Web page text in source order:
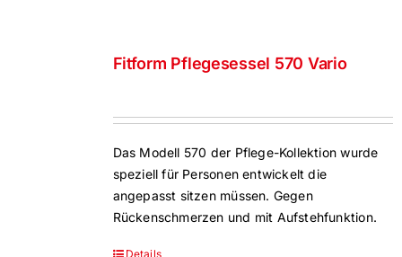
Fitform Pflegesessel 570 Vario
Das Modell 570 der Pflege-Kollektion wurde
speziell für Personen entwickelt die
angepasst sitzen müssen. Gegen
Rückenschmerzen und mit Aufstehfunktion.
Details